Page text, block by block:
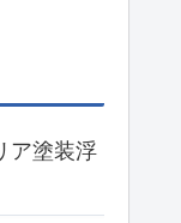
ア塗装浮